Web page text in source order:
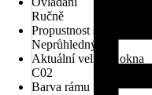
Ručně
Propustnost světla
Neprůhledný
Aktuální velikost okna
C02
Barva rámu